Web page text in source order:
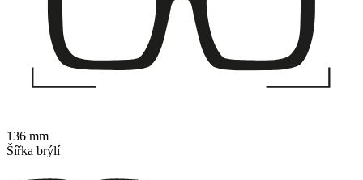
136 mm
Šířka brýlí